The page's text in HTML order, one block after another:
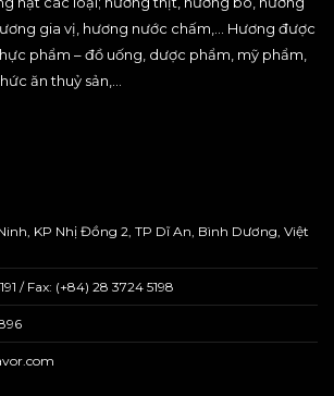
gia vị, hương nước chấm,… Hương được
phẩm – đồ uống, dược phẩm, mỹ phẩm,
ăn thuỷ sản,…
KP Nhị Đồng 2, TP Dĩ An, Bình Dương, Việt
/ Fax: (+84) 28 3724 5198